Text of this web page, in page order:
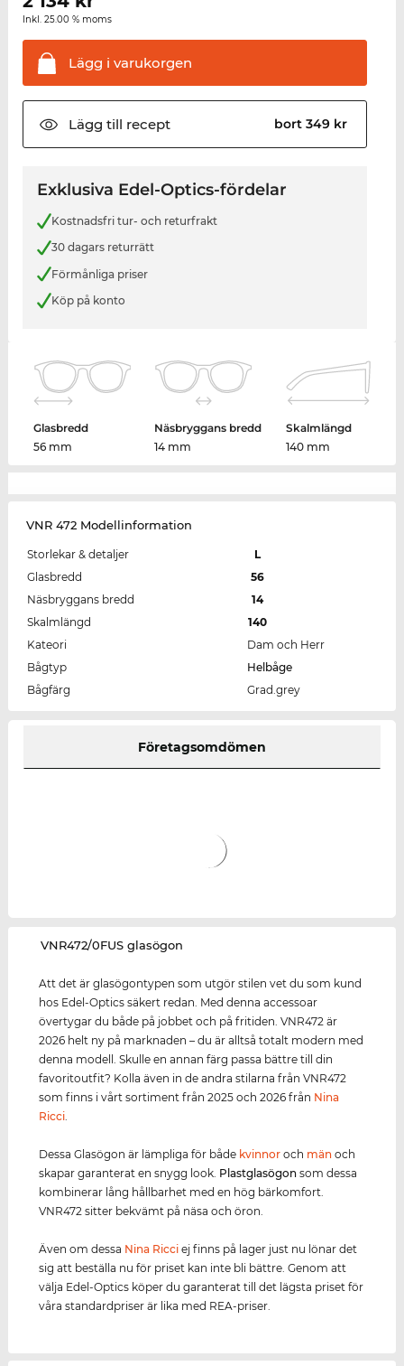
Inkl. 25.00 % moms
Lägg i varukorgen
Lägg till recept bort 349 kr
Exklusiva Edel-Optics-fördelar
Kostnadsfri tur- och returfrakt
30 dagars returrätt
Förmånliga priser
Köp på konto
Glasbredd
56 mm
Näsbryggans bredd
14 mm
Skalmlängd
140 mm
VNR 472 Modellinformation
Storlekar & detaljer
L
Glasbredd
56
Näsbryggans bredd
14
Skalmlängd
140
Kateori
Dam och Herr
Bågtyp
Helbåge
Bågfärg
Grad.grey
Företagsomdömen
‌VNR472/0FUS glasögon
Att det är glasögontypen som utgör stilen vet du som kund
hos Edel-Optics säkert redan. Med denna accessoar
övertygar du både på jobbet och på fritiden. VNR472 är
2026 helt ny på marknaden – du är alltså totalt modern med
denna modell. Skulle en annan färg passa bättre till din
favoritoutfit? Kolla även in de andra stilarna från VNR472
som finns i vårt sortiment från 2025 och 2026 från Nina
Ricci
Dessa Glasögon är lämpliga för både kvinnor och män och
skapar garanterat en snygg look. Plastglasögon som dessa
kombinerar lång hållbarhet med en hög bärkomfort.
VNR472 sitter bekvämt på näsa och öron.
Även om dessa Nina Ricci ej finns på lager just nu lönar det
sig att beställa nu för priset kan inte bli bättre. Genom att
välja Edel-Optics köper du garanterat till det lägsta priset för
våra standardpriser är lika med REA-priser.